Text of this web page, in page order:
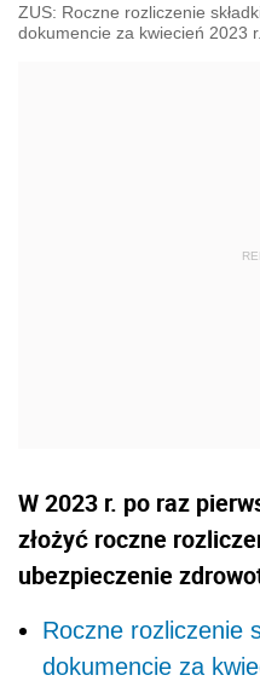
ZUS: Roczne rozliczenie
dokumencie za kwiecień 2023 r.
W 2023 r. po raz
złożyć roczne
ubezpieczenie
Roczne rozliczenie
dokumencie za